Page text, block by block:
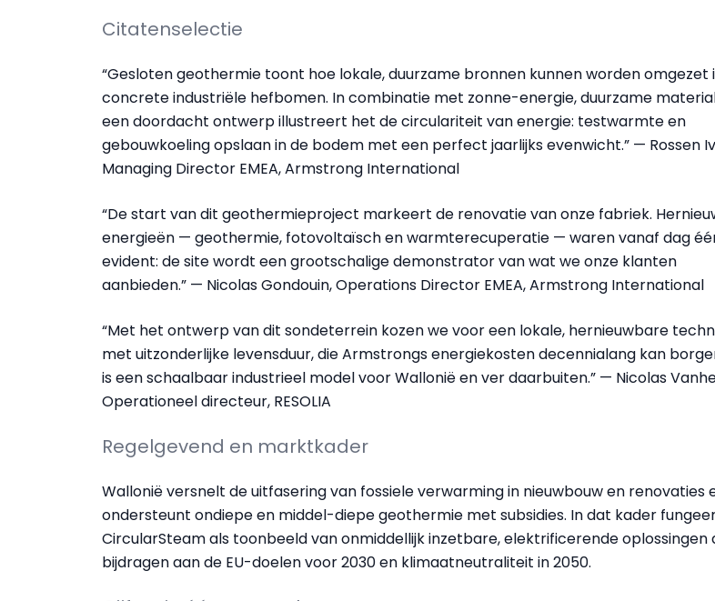
Citatenselectie
“Gesloten geothermie toont hoe lokale, duurzame bronnen kunnen worden omgezet
concrete industriële hefbomen. In combinatie met zonne-energie, duurzame
een doordacht ontwerp illustreert het de circulariteit van energie: testwarmte en
gebouwkoeling opslaan in de bodem met een perfect jaarlijks evenwicht.” — Rossen
Managing Director EMEA, Armstrong International
“De start van dit geothermieproject markeert de renovatie van onze fabriek.
energieën — geothermie, fotovoltaïsch en warmterecuperatie — waren vanaf dag
evident: de site wordt een grootschalige demonstrator van wat we onze klanten
aanbieden.” — Nicolas Gondouin, Operations Director EMEA, Armstrong International
“Met het ontwerp van dit sondeterrein kozen we voor een lokale, hernieuwbare
met uitzonderlijke levensduur, die Armstrongs energiekosten decennialang kan
is een schaalbaar industrieel model voor Wallonië en ver daarbuiten.” — Nicolas
Operationeel directeur, RESOLIA
Regelgevend en marktkader
Wallonië versnelt de uitfasering van fossiele verwarming in nieuwbouw en renovaties
ondersteunt ondiepe en middel-diepe geothermie met subsidies. In dat kader
CircularSteam als toonbeeld van onmiddellijk inzetbare, elektrificerende oplossingen
bijdragen aan de EU-doelen voor 2030 en klimaatneutraliteit in 2050.